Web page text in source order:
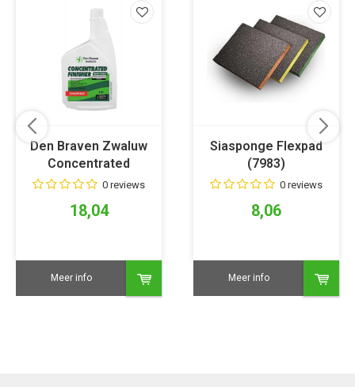
Den Braven Zwaluw
Concentrated
Finisher0 reviews
18,04
Meer info
Siasponge Flexpad
(7983)
0 reviews
8,06
Meer info